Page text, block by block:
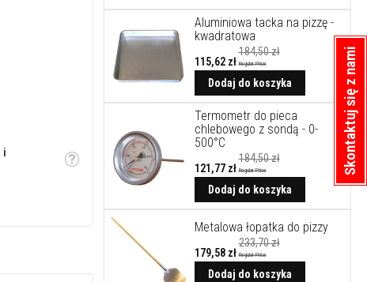
i
Etykietka
Aluminiowa tacka na pizzę -
kwadratowa
Cena
promocyjna
115,62 zł Regular Price
184,50 zł
Dodaj do koszyka
Termometr do pieca
chlebowego z sondą - 0-
500°C
Cena
promocyjna
121,77 zł Regular Price
184,50 zł
Dodaj do koszyka
Metalowa łopatka do pizzy
Cena
promocyjna
179,58 zł Regular Price
233,70 zł
Dodaj do koszyka
Skontaktuj się z nami